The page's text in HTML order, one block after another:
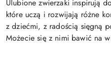
Ulubione zwierzaki inspirują
które uczą i rozwijają różne
z dziećmi, z radością sięgną
Możecie się z nimi bawić na